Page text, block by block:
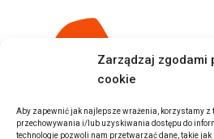
Zarządzaj zgodami
cookie
Aby zapewnić jak najlepsze wrażenia, korzystamy z
przechowywania i/lub uzyskiwania dostępu do
technologie pozwoli nam przetwarzać dane, takie
Komis samochodowy
Inne Lokalizacje
Auta z USA Rzeszów
Auta z USA Białystok